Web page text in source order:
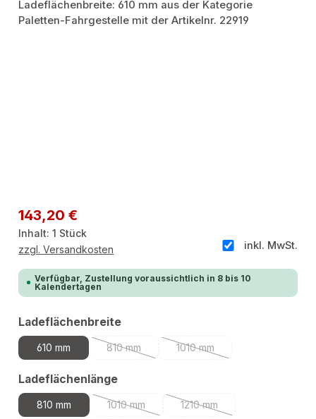
Regulärer Preis:
143,20 €
Inhalt:1 Stück
inkl. MwSt.
zzgl. Versandkosten
Verfügbar, Zustellung voraussichtlich in 8 bis 10
Kalendertagen
Ladeflächenbreiteauswählen
610 mm 810 mm
(Diese Option ist zurzeit nicht verfügbar.)
1010 mm
(Diese Option ist zurzeit
Ladeflächenlängeauswählen
810 mm 1010 mm
(Diese Option ist zurzeit nicht verfügbar.)
1210 mm
(Diese Option ist zurzeit